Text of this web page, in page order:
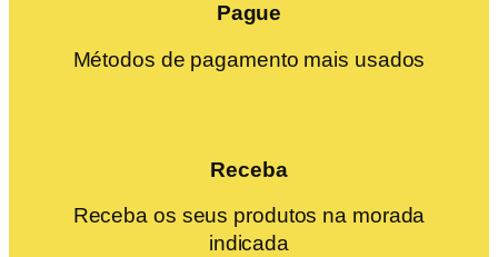
Pague
Métodos de pagamento mais usados
Receba
Receba os seus produtos na morada
indicada